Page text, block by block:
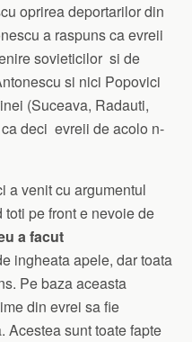
oprirea deportarilor din
a raspuns ca evreii
sovieticilor si de
si nici Popovici
(Suceava, Radauti,
deci evreii de acolo n-
a venit cu argumentul
pe front e nevoie de
a facut
ingheata apele, dar toata
Pe baza aceasta
din evrei sa fie
Acestea sunt toate fapte